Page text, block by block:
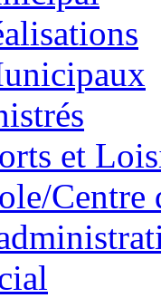
et
Centre